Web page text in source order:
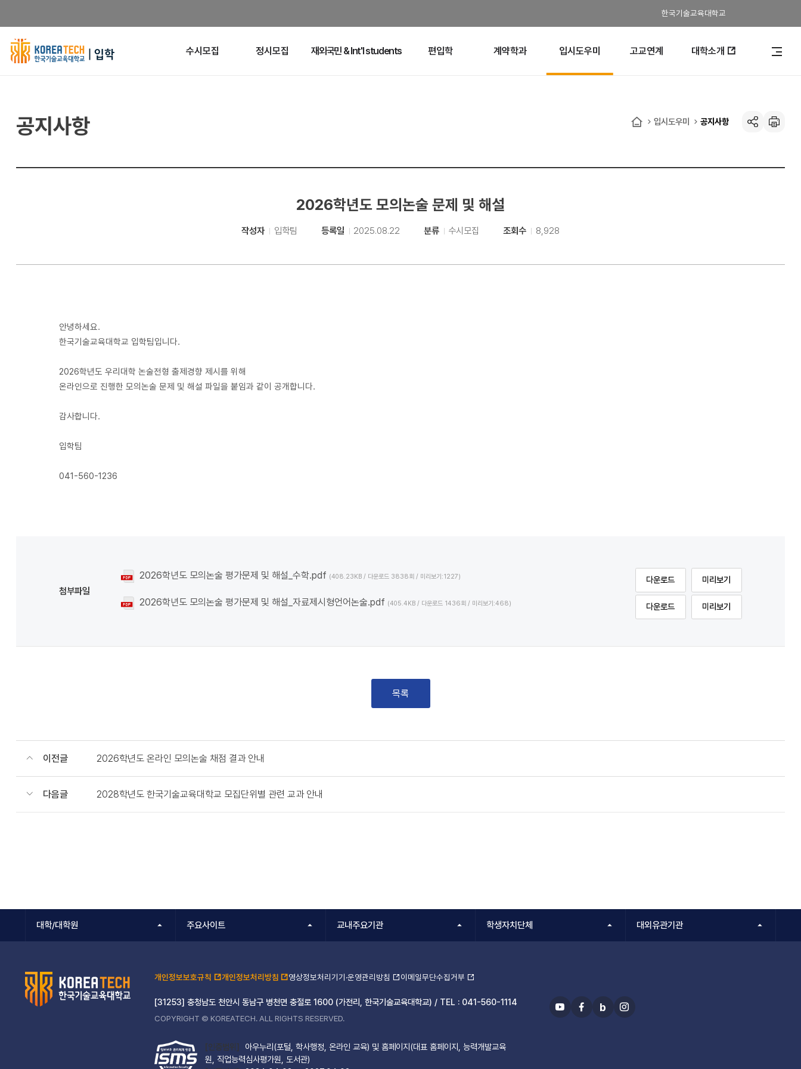
한국기술교육대학교
한
술
육
입
수시모집 정시모집 재외국민 & Int'l students 편입학 계약학과 입시도우미 고교연계 대학소개
전
입시도우미 공지사항
공지사항 공유하기
인
2026학년도 모의논술 문제 및 해설
작성자 입학팀 등록일 2025.08.22 분류 수시모집 조회수 8,928
안녕하세요.
한국기술교육대학교 입학팀입니다.
2026학년도 우리대학 논술전형 출제경향 제시를 위해
온라인으로 진행한 모의논술 문제 및 해설 파일을 붙임과 같이 공개합니다.
감사합니다.
입학팀
041-560-1236
첨부파일
2026학년도 모의논술 평가문제 및 해설_수학.pdf (408.23KB / 다운로드 3838회 / 미리보기:1227) 다운로드 미리보기
2026학년도 모의논술 평가문제 및 해설_자료제시형언어논술.pdf (405.4KB / 다운로드 1436회 / 미리보기:468) 다운로드 미리보기
목록
이전글 2026학년도 온라인 모의논술 채점 결과 안내
다음글 2028학년도 한국기술교육대학교 모집단위별 관련 교과 안내
대학/대학원 주요사이트 교내주요기관 학생자치단체 대외유관기관
개인정보보호규칙 개인정보처리방침 영상정보처리기기·운영관리방침 이메일무단수집거부
[31253] 충청남도 천안시 동남구 병천면 충절로 1600 (가전리, 한국기술교육대학교) / TEL : 041-560-1114
COPYRIGHT © KOREATECH. ALL RIGHTS RESERVED.
유
페
b
블
인
[인증범위]
아우누리(포털, 학사행정, 온라인 교육) 및 홈페이지(대표 홈페이지, 능력개발교육
원, 직업능력심사평가원, 도서관)